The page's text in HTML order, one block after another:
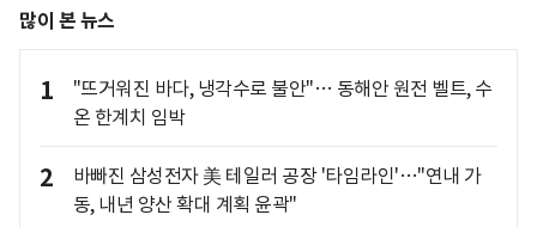
많이 본 뉴스
1
"뜨거워진 바다, 냉각수로 불안"… 동해안 원전 벨트, 수
온 한계치 임박
2
바빠진 삼성전자 美 테일러 공장 '타임라인'…"연내 가
동, 내년 양산 확대 계획 윤곽"